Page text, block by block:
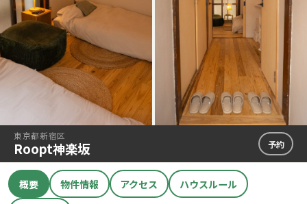
東京都新宿区
Roopt神楽坂 予約
概要 物件情報 アクセス ハウスルール